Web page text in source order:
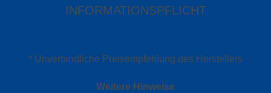
INFORMATIONSPFLICHT
* Unverbindliche Preisempfehlung des Herstellers
Weitere Hinweise